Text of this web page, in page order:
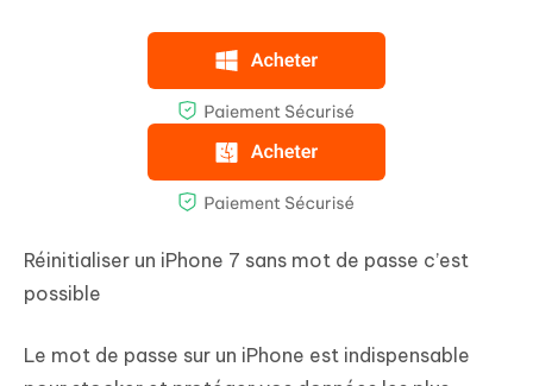
Réinitialiser un iPhone 7 sans mot de passe c’est
possible
Le mot de passe sur un iPhone est indispensable